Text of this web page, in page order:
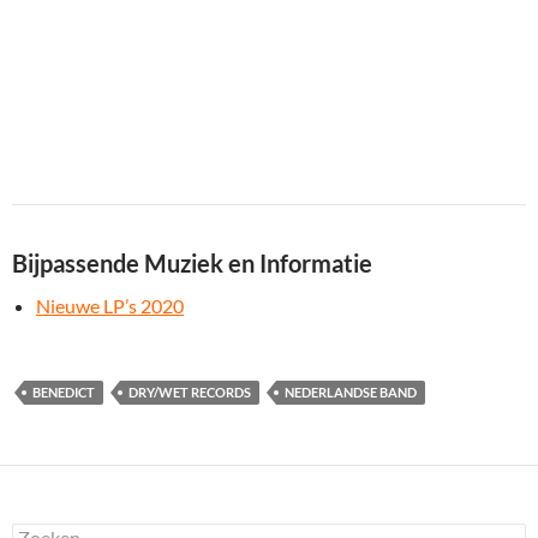
Bijpassende Muziek en Informatie
Nieuwe LP’s 2020
BENEDICT DRY/WET RECORDS NEDERLANDSE BAND
Zoeken